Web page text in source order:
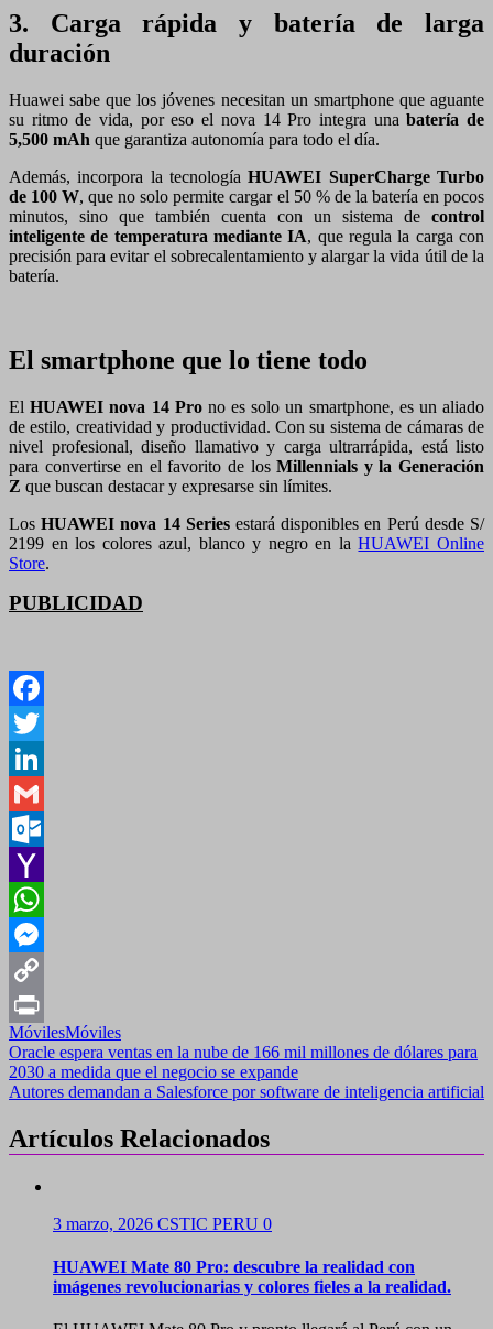
3. Carga rápida y batería de larga
duración
Huawei sabe que los jóvenes necesitan un smartphone que aguante
su ritmo de vida, por eso el nova 14 Pro integra unabatería de
5,500 mAh que garantiza autonomía para todo el día.
Además, incorpora la tecnologíaHUAWEI SuperCharge Turbo
de 100 W, que no solo permite cargar el 50 % de la batería en pocos
minutos, sino que también cuenta con un sistema de control
inteligente de temperatura mediante IA, que regula la carga con
precisión para evitar el sobrecalentamiento y alargar la vida útil de la
batería.
El smartphone que lo tiene todo
ElHUAWEI nova 14 Prono es solo un smartphone, es un aliado
de estilo, creatividad y productividad. Con su sistema de cámaras de
nivel profesional, diseño llamativo y carga ultrarrápida, está listo
para convertirse en el favorito de losMillennials y la Generación
Z que buscan destacar y expresarse sin límites.
LosHUAWEI nova 14 Seriesestará disponibles en Perú desde S/
2199 en los colores azul, blanco y negro en laHUAWEI Online
Store.
PUBLICIDAD
Facebook
Twitter
LinkedIn
Gmail
Outlook.com
Yahoo
Mail
WhatsApp
Messenger
Copy
Link
Print
MóvilesMóviles
Navegación
de
Oracle espera ventas en la nube de 166 mil millones de dólares para
2030 a medida que el negocio se expande
Autores demandan a Salesforce por software de inteligencia artificial
Artículos Relacionados
3 marzo, 2026 CSTIC PERU 0
HUAWEI Mate 80 Pro: descubre la realidad con
imágenes revolucionarias y colores fieles a la realidad.